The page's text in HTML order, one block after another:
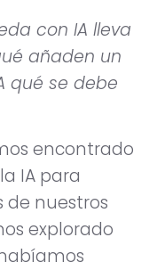
con IA lleva
añaden un
qué se debe
encontrado
IA para
de nuestros
explorado